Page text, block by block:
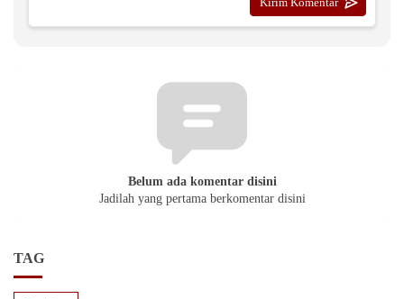
Belum ada komentar disini
Jadilah yang pertama berkomentar disini
TAG